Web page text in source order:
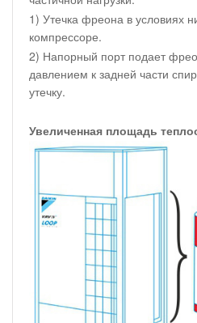
1) Утечка фреона в условиях
компрессоре.
2) Напорный порт подает
давлением к задней части
утечку.
Увеличенная площадь